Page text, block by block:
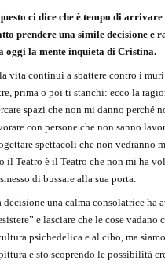
ci dice che è tempo di arrivare
prendere una simile decisione e
oggi la mente inquieta di Cristina.
vita continui a sbattere contro i
prima o poi ti stanchi: ecco la
spazi che non mi danno perché
con persone che non sanno
spettacoli che non vedranno
il Teatro è il Teatro che non mi ha
di bussare alla sua porta.
decisione una calma consolatrice
e lasciare che le cose
psichedelica e al cibo, ma
e sto scoprendo le possibilità